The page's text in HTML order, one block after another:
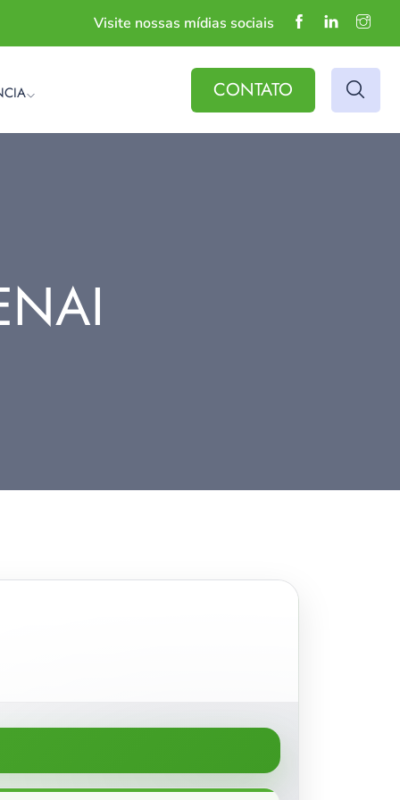
Visite nossas mídias sociais
CONTATO